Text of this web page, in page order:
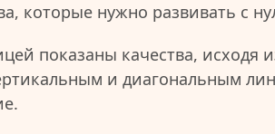
которые нужно развивать с
показаны качества, исходя
и диагональным